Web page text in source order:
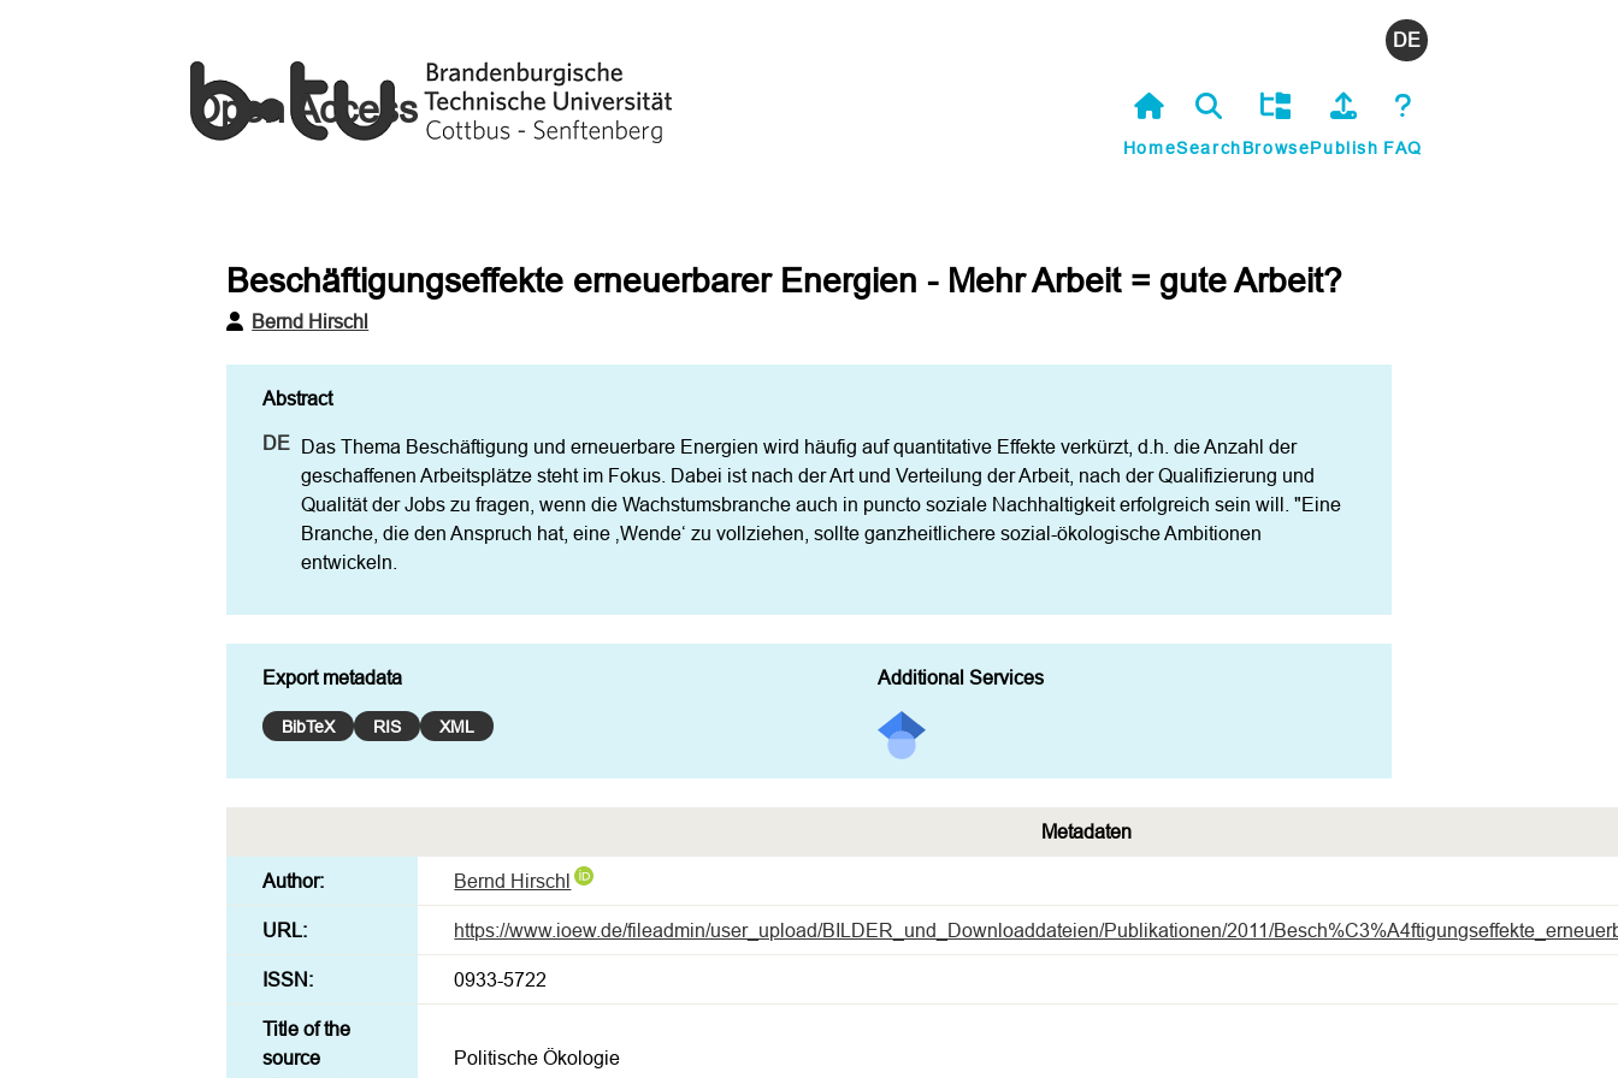
Open Access
HomeSearchBrowsePublish FAQ
Beschäftigungseffekte erneuerbarer Energien - Mehr Arbeit = gute Arbeit?
Bernd Hirschl
Das Thema Beschäftigung und erneuerbare Energien wird häufig auf quantitative Effekte verkürzt, d.h. die Anzahl der
geschaffenen Arbeitsplätze steht im Fokus. Dabei ist nach der Art und Verteilung der Arbeit, nach der Qualifizierung und
Qualität der Jobs zu fragen, wenn die Wachstumsbranche auch in puncto soziale Nachhaltigkeit erfolgreich sein will. "Eine
Branche, die den Anspruch hat, eine ‚Wende‘ zu vollziehen, sollte ganzheitlichere sozial-ökologische Ambitionen
entwickeln.
Export metadata
BibTeX RIS XML
Additional Services
Metadaten
Author: Bernd Hirschl
URL: https://www.ioew.de/fileadmin/user_upload/BILDER_und_Downloaddateien/Publikationen/2011/
ISSN: 0933-5722
Title of the
source
Politische Ökologie